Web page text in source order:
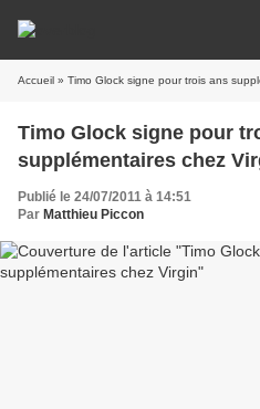
Accueil » Timo Glock signe pour trois ans
Timo Glock signe pour
supplémentaires chez
Publié le 24/07/2011 à 14:51
Par Matthieu Piccon